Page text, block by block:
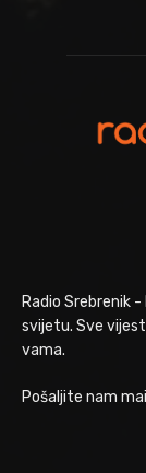
Radio Srebrenik
svijetu. Sve
vama.
Pošaljite nam